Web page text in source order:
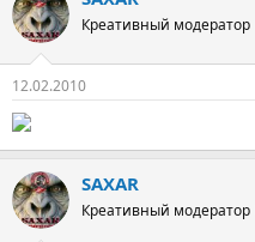
ц
и
Креативный модератор
12.02.2010
SAXAR
Креативный модератор